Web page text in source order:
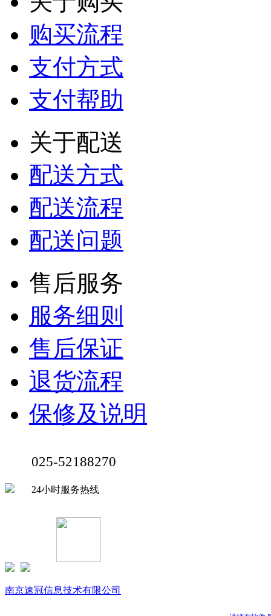
购买流程
支付方式
支付帮助
关于配送
配送方式
配送流程
配送问题
售后服务
服务细则
售后保证
退货流程
保修及说明
025-52188270
24小时服务热线
南京速冠信息技术有限公司